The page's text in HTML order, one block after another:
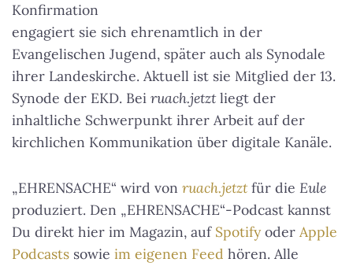
Konfirmation
engagiert sie sich ehrenamtlich in der
Evangelischen Jugend, später auch als Synodale
ihrer Landeskirche. Aktuell ist sie Mitglied der 13.
Synode der EKD. Bei ruach.jetztliegt der
inhaltliche Schwerpunkt ihrer Arbeit auf der
kirchlichen Kommunikation über digitale Kanäle.
„EHRENSACHE“ wird von ruach.jetztfür die Eule
produziert. Den „EHRENSACHE“-Podcast kannst
Du direkt hier im Magazin, auf Spotifyoder Apple
Podcasts sowie im eigenen Feed hören. Alle